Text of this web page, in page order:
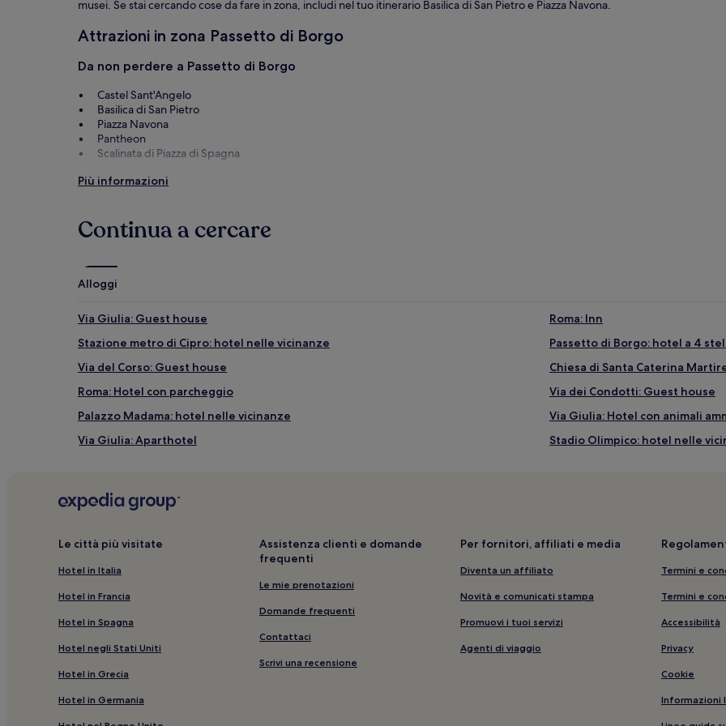
musei. Se stai cercando cose da fare in zona, includi nel tuo itinerario Basilica di San Pietro e Piazza Navona.
Attrazioni in zona Passetto di Borgo
Da non perdere a Passetto di Borgo
Castel Sant'Angelo
Basilica di San Pietro
Piazza Navona
Pantheon
Scalinata di Piazza di Spagna
Cose da fare in zona Passetto di Borgo
Auditorium Conciliazione
Sala delle udienze di Paolo VI
Più informazioni
Continua a cercare
Alloggi
Via Giulia: Guest house
Roma: Inn
Stazione metro di Cipro: hotel nelle vicinanze
Passetto di Borgo: hotel a 4
Via del Corso: Guest house
Chiesa di Santa Caterina
Roma: Hotel con parcheggio
Via dei Condotti: Guest house
Palazzo Madama: hotel nelle vicinanze
Via Giulia: Hotel con animali
Via Giulia: Aparthotel
Stadio Olimpico: hotel nelle
Via dei Condotti: B&B
Villa Lante: hotel nelle vicinanze
Via del Babuino: Appartamenti
Palazzo di Giustizia: hotel nelle vicinanze
Museo Mario Praz: hotel nelle vicinanze
Roma: Ville
Ospedale Santo Spirito: hotel
Roma: hotel a 2 stelle
Guia de Roma: hotel nelle
Le città più visitate
Hotel in Italia
Hotel in Francia
Hotel in Spagna
Hotel negli Stati Uniti
Hotel in Grecia
Hotel in Germania
Assistenza clienti e domande
frequenti
Le mie prenotazioni
Domande frequenti
Contattaci
Scrivi una recensione
Per fornitori, affiliati e media
Diventa un affiliato
Novità e comunicati stampa
Promuovi i tuoi servizi
Agenti di viaggio
Termini e
Termini e
Accessibilità
Privacy
Cookie